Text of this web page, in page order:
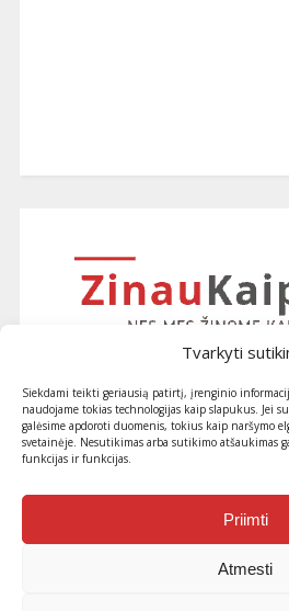
Tvarkyti
Siekdami teikti geriausią patirtį, įrenginio
naudojame tokias technologijas kaip slapukus. Jei
galėsime apdoroti duomenis, tokius kaip naršymo
svetainėje. Nesutikimas arba sutikimo atšaukimas
funkcijas ir funkcijas.
Priimti
Atmesti
Užsiprenumeruokite
straipsnius ir patarimus